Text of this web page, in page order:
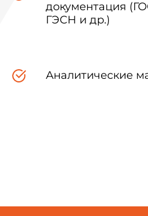
документация
ГЭСН и др.)
Аналитические